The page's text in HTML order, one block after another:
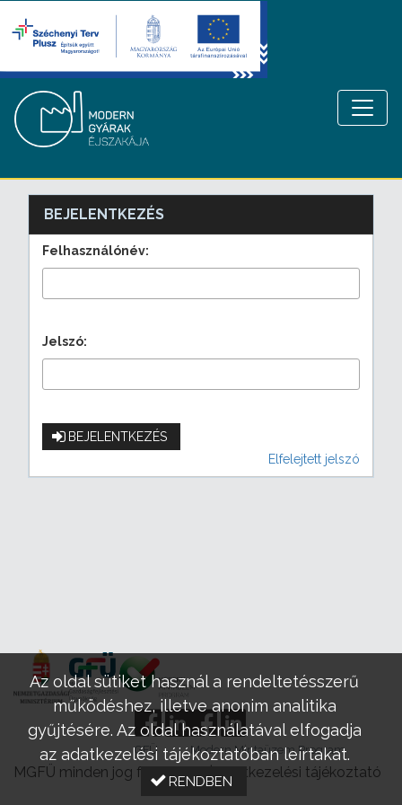
BEJELENTKEZÉS
Felhasználónév:
Jelszó:
BEJELENTKEZÉS
Elfelejtett jelszó
GFÜ Modern Mintaüzem Program
MGFÜ minden jog fenntartva |Adatkezelési tájékoztató
Az oldal sütiket használ a rendeltetésszerű
működéshez, illetve anonim analitika
gyűjtésére. Az oldal használatával elfogadja
az adatkezelési tájékoztatóban leírtakat.
RENDBEN